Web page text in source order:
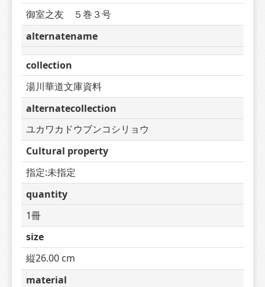
御室之友　５巻３号
alternatename
collection
湯川華道文庫資料
alternatecollection
ユカワカドウブンコシリョウ
Cultural property
指定:未指定
quantity
1冊
size
縦26.00 cm
material